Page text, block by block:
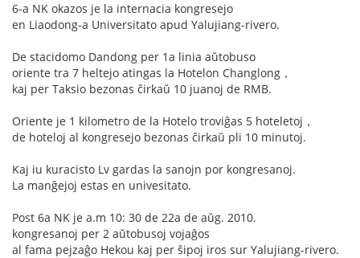
6-a NK okazos je la internacia kongresejo
en Liaodong-a Universitato apud Yalujiang-rivero.
De stacidomo Dandong per 1a linia aŭtobuso
oriente tra 7 heltejo atingas la Hotelon Changlong，
kaj per Taksio bezonas ĉirkaŭ 10 juanoj de RMB.
Oriente je 1 kilometro de la Hotelo troviĝas 5 hoteletoj，
de hoteloj al kongresejo bezonas ĉirkaŭ pli 10 minutoj.
Kaj iu kuracisto Lv gardas la sanojn por kongresanoj.
La manĝejoj estas en univesitato.
Post 6a NK je a.m 10: 30 de 22a de aŭg. 2010.
kongresanoj per 2 aŭtobusoj vojaĝos
al fama pejzaĝo Hekou kaj per ŝipoj iros sur Yalujiang-rivero.